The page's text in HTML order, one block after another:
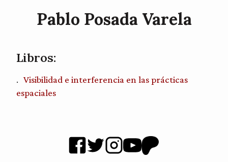
Pablo Posada Varela
Libros:
Visibilidad e interferencia en las prácticas
espaciales